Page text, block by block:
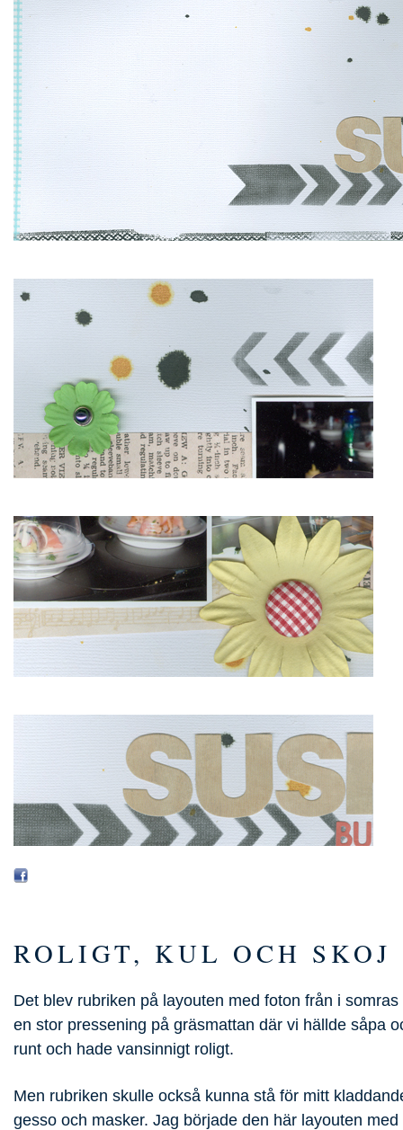
ROLIGT, KUL OCH SKOJ
Det blev rubriken på layouten med foton från i
en stor pressening på gräsmattan där vi hällde såpa
runt och hade vansinnigt roligt.
Men rubriken skulle också kunna stå för mitt
gesso och masker. Jag började den här layouten